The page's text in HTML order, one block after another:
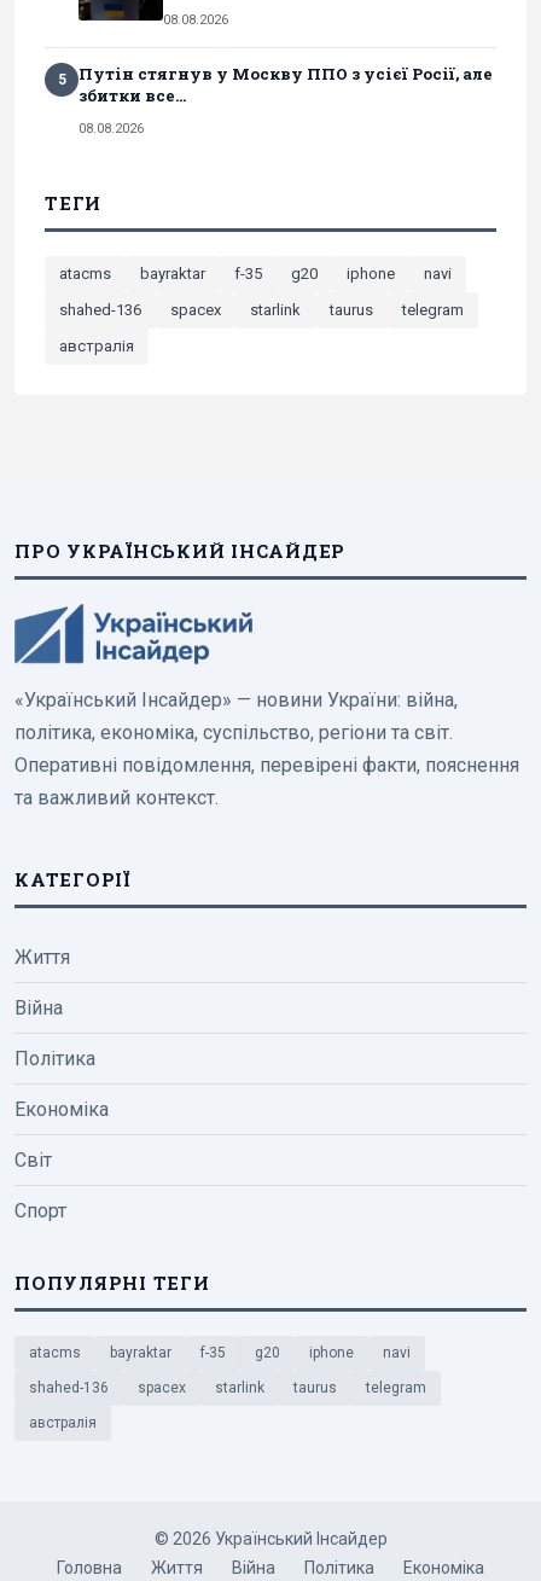
08.08.2026
5
Путін стягнув у Москву ППО з усієї Росії, але
збитки все...
08.08.2026
ТЕГИ
atacms bayraktar f-35 g20 iphone
navi
shahed-136
spacex starlink taurus
telegram
австралія
ПРО УКРАЇНСЬКИЙ ІНСАЙДЕР
«Український Інсайдер» — новини України: війна,
політика, економіка, суспільство, регіони та світ.
Оперативні повідомлення, перевірені факти, пояснення
та важливий контекст.
КАТЕГОРІЇ
Життя
Війна
Політика
Економіка
Світ
Спорт
ПОПУЛЯРНІ ТЕГИ
atacms bayraktar f-35 g20 iphone navi
shahed-136 spacex starlink taurus telegram
австралія
© 2026 Український Інсайдер
Головна
Життя Війна Політика Економіка